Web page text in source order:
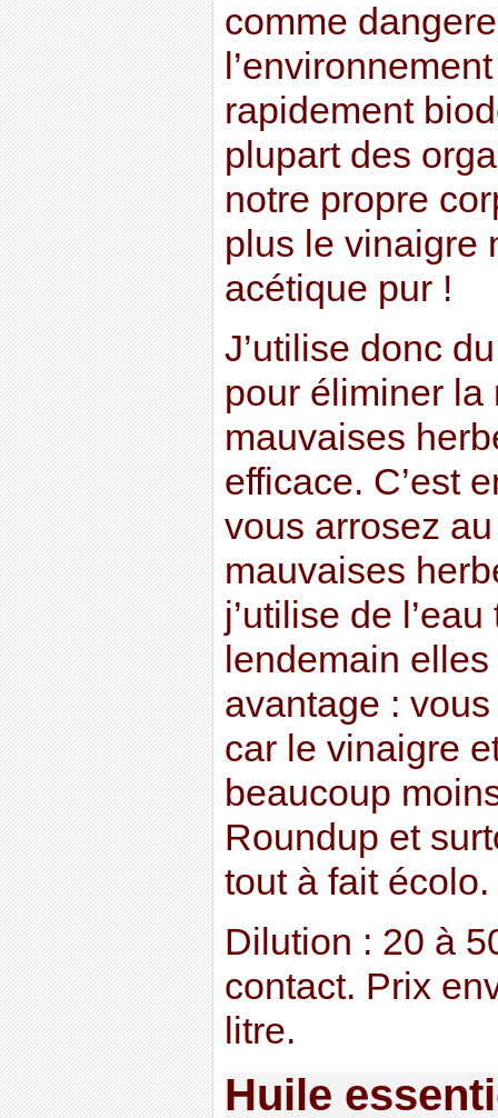
comme
rapidement
plupart des
notre propre
plus le vinaigre
acétique pur !
J’utilise donc
pour éliminer la
mauvaises
efficace. C’est
vous arrosez
mauvaises
j’utilise de
lendemain
avantage :
car le vinaigre
beaucoup
Roundup et
tout à fait écolo.
Dilution : 20 à
contact. Prix
litre.
Huile